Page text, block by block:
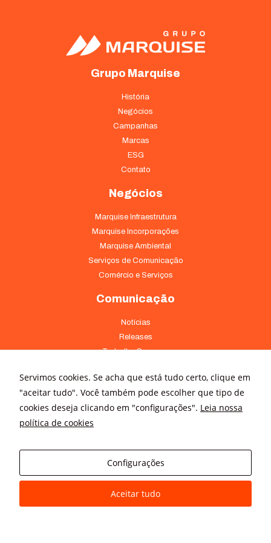
Grupo Marquise
História
Negócios
Campanhas
Marcas
ESG
Contato
Negócios
Marquise Infraestrutura
Marquise Incorporações
Marquise Ambiental
Serviços de Comunicação
Comércio e Serviços
Comunicação
Notícias
Releases
Trabalhe Conosco
Onde Estamos
Av. Pontes Vieira, 1838 - Dionísio Torres Fortaleza - CE 60135-238
(85) 4008-3322 ou 4008-3333
Av Brigadeiro Faria Lima, 3015 – conj. 41 - Jardim Paulistano São
Paulo - SP 01452-000 - (11) 3166-5500
Servimos cookies. Se acha que está tudo certo, clique em
"aceitar tudo". Você também pode escolher que tipo de
cookies deseja clicando em "configurações". Leia nossa
política de cookies
Configurações
Aceitar tudo